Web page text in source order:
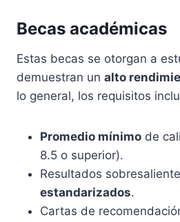
Becas académicas
Estas becas se otorgan a
demuestran un alto
lo general, los requisitos
Promedio mínimo de
8.5 o superior).
Resultados
estandarizados.
Cartas de